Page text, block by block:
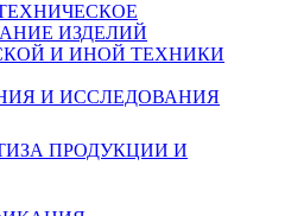
ИЗДЕЛИЙ
И ИНОЙ ТЕХНИКИ
И ИССЛЕДОВАНИЯ
ПРОДУКЦИИ И